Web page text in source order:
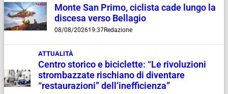
Monte San Primo, ciclista cade lungo la
discesa verso Bellagio
08/08/202619:37Redazione
ATTUALITÀ
Centro storico e biciclette: “Le rivoluzioni
strombazzate rischiano di diventare
“restaurazioni” dell’inefficienza”